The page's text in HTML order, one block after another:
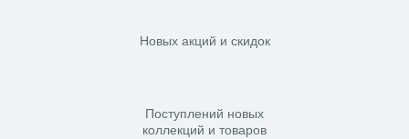
Новых акций и скидок
Поступлений новых
коллекций и товаров